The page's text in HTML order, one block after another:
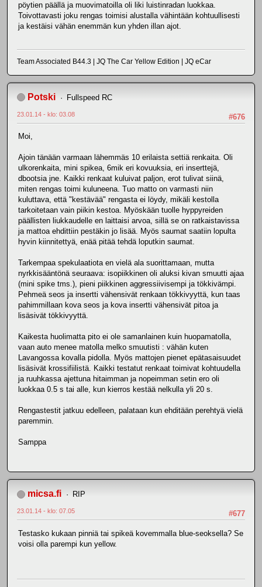
pöytien päällä ja muovimatoilla oli liki luistinradan luokkaa.
Toivottavasti joku rengas toimisi alustalla vähintään kohtuullisesti
ja kestäisi vähän enemmän kun yhden illan ajot.
Team Associated B44.3 | JQ The Car Yellow Edition | JQ eCar
Potski Fullspeed RC
#676
23.01.14 - klo: 03.08
Moi,
Ajoin tänään varmaan lähemmäs 10 erilaista settiä renkaita. Oli
ulkorenkaita, mini spikea, 6mik eri kovuuksia, eri inserttejä,
dbootsia jne. Kaikki renkaat kuluivat paljon, erot tulivat siinä,
miten rengas toimi kuluneena. Tuo matto on varmasti niin
kuluttava, että "kestävää" rengasta ei löydy, mikäli kestolla
tarkoitetaan vain piikin kestoa. Myöskään tuolle hyppyreiden
päällisten liukkaudelle en laittaisi arvoa, sillä se on ratkaistavissa
ja mattoa ehdittiin pestäkin jo lisää. Myös saumat saatiin lopulta
hyvin kiinnitettyä, enää pitää tehdä loputkin saumat.
Tarkempaa spekulaatiota en vielä ala suorittamaan, mutta
nyrkkisääntönä seuraava: isopiikkinen oli aluksi kivan smuutti ajaa
(mini spike tms.), pieni piikkinen aggressiivisempi ja tökkivämpi.
Pehmeä seos ja insertti vähensivät renkaan tökkivyyttä, kun taas
pahimmillaan kova seos ja kova insertti vähensivät pitoa ja
lisäsivät tökkivyyttä.
Kaikesta huolimatta pito ei ole samanlainen kuin huopamatolla,
vaan auto menee matolla melko smuutisti : vähän kuten
Lavangossa kovalla pidolla. Myös mattojen pienet epätasaisuudet
lisäsivät krossifiilistä. Kaikki testatut renkaat toimivat kohtuudella
ja ruuhkassa ajettuna hitaimman ja nopeimman setin ero oli
luokkaa 0.5 s tai alle, kun kierros kestää nelkulla yli 20 s.
Rengastestit jatkuu edelleen, palataan kun ehditään perehtyä vielä
paremmin.
Samppa
micsa.fi RIP
#677
23.01.14 - klo: 07.05
Testasko kukaan pinniä tai spikeä kovemmalla blue-seoksella? Se
voisi olla parempi kun yellow.